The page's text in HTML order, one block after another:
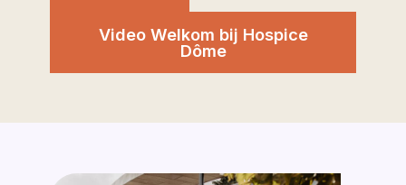
Video Welkom bij Hospice
Dôme